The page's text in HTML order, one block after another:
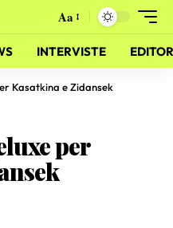
Aa
INTERVISTE
Kasatkina e Zidansek
per